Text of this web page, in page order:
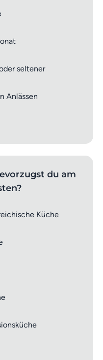
seltener
Anlässen
du am
Küche